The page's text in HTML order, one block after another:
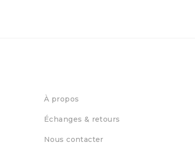
À propos
Échanges & retours
Nous contacter